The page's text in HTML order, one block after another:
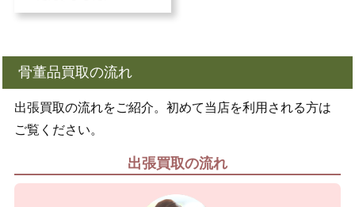
骨董品買取の流れ
出張買取の流れをご紹介。初めて当店を利用される方は
ご覧ください。
出張買取の流れ